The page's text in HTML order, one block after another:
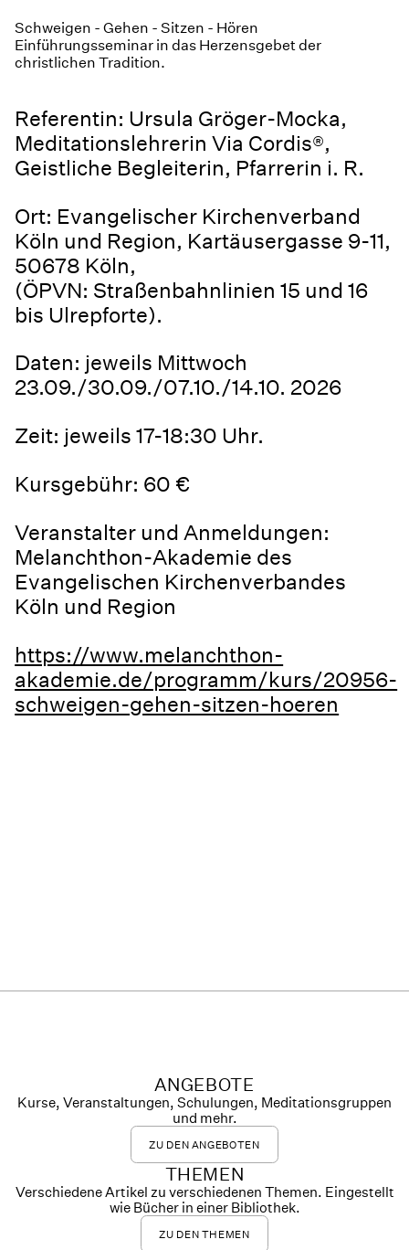
Schweigen - Gehen - Sitzen - Hören
Einführungsseminar in das Herzensgebet der
christlichen Tradition.
Referentin: Ursula Gröger-Mocka,
Meditationslehrerin Via Cordis®,
Geistliche Begleiterin, Pfarrerin i. R.
Ort: Evangelischer Kirchenverband
Köln und Region, Kartäusergasse 9-11,
50678 Köln,
(ÖPVN: Straßenbahnlinien 15 und 16
bis Ulrepforte).
Daten: jeweils Mittwoch
23.09./30.09./07.10./14.10. 2026
Zeit: jeweils 17-18:30 Uhr.
Kursgebühr: 60 €
Veranstalter und Anmeldungen:
Melanchthon-Akademie des
Evangelischen Kirchenverbandes
Köln und Region
https://www.melanchthon-
akademie.de/programm/kurs/20956-
schweigen-gehen-sitzen-hoeren
ANGEBOTE
Kurse, Veranstaltungen, Schulungen, Meditationsgruppen
und mehr.
ZU DEN ANGEBOTEN
THEMEN
Verschiedene Artikel zu verschiedenen Themen. Eingestellt
wie Bücher in einer Bibliothek.
ZU DEN THEMEN